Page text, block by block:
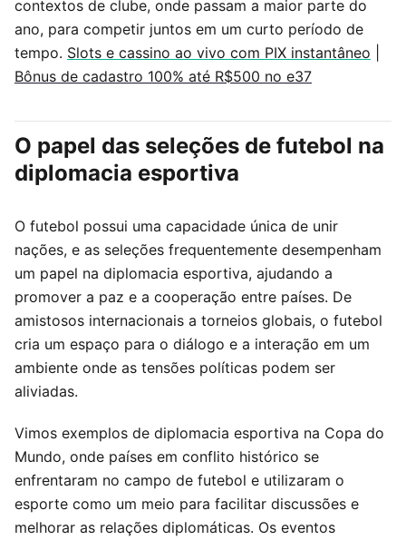
contextos de clube, onde passam a maior parte do
ano, para competir juntos em um curto período de
tempo. Slots e cassino ao vivo com PIX instantâneo
Bônus de cadastro 100% até R$500 no e37
O papel das seleções de futebol na
diplomacia esportiva
O futebol possui uma capacidade única de unir
nações, e as seleções frequentemente desempenham
um papel na diplomacia esportiva, ajudando a
promover a paz e a cooperação entre países. De
amistosos internacionais a torneios globais, o futebol
cria um espaço para o diálogo e a interação em um
ambiente onde as tensões políticas podem ser
aliviadas.
Vimos exemplos de diplomacia esportiva na Copa do
Mundo, onde países em conflito histórico se
enfrentaram no campo de futebol e utilizaram o
esporte como um meio para facilitar discussões e
melhorar as relações diplomáticas. Os eventos